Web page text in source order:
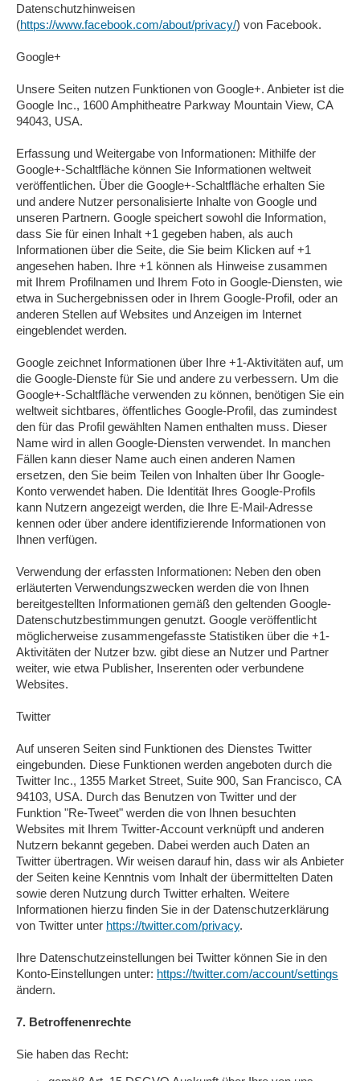
Datenschutzhinweisen
(https://www.facebook.com/about/privacy/) von Facebook.
Google+
Unsere Seiten nutzen Funktionen von Google+. Anbieter ist die
Google Inc., 1600 Amphitheatre Parkway Mountain View, CA
94043, USA.
Erfassung und Weitergabe von Informationen: Mithilfe der
Google+-Schaltfläche können Sie Informationen weltweit
veröffentlichen. Über die Google+-Schaltfläche erhalten Sie
und andere Nutzer personalisierte Inhalte von Google und
unseren Partnern. Google speichert sowohl die Information,
dass Sie für einen Inhalt +1 gegeben haben, als auch
Informationen über die Seite, die Sie beim Klicken auf +1
angesehen haben. Ihre +1 können als Hinweise zusammen
mit Ihrem Profilnamen und Ihrem Foto in Google-Diensten, wie
etwa in Suchergebnissen oder in Ihrem Google-Profil, oder an
anderen Stellen auf Websites und Anzeigen im Internet
eingeblendet werden.
Google zeichnet Informationen über Ihre +1-Aktivitäten auf, um
die Google-Dienste für Sie und andere zu verbessern. Um die
Google+-Schaltfläche verwenden zu können, benötigen Sie ein
weltweit sichtbares, öffentliches Google-Profil, das zumindest
den für das Profil gewählten Namen enthalten muss. Dieser
Name wird in allen Google-Diensten verwendet. In manchen
Fällen kann dieser Name auch einen anderen Namen
ersetzen, den Sie beim Teilen von Inhalten über Ihr Google-
Konto verwendet haben. Die Identität Ihres Google-Profils
kann Nutzern angezeigt werden, die Ihre E-Mail-Adresse
kennen oder über andere identifizierende Informationen von
Ihnen verfügen.
Verwendung der erfassten Informationen: Neben den oben
erläuterten Verwendungszwecken werden die von Ihnen
bereitgestellten Informationen gemäß den geltenden Google-
Datenschutzbestimmungen genutzt. Google veröffentlicht
möglicherweise zusammengefasste Statistiken über die +1-
Aktivitäten der Nutzer bzw. gibt diese an Nutzer und Partner
weiter, wie etwa Publisher, Inserenten oder verbundene
Websites.
Twitter
Auf unseren Seiten sind Funktionen des Dienstes Twitter
eingebunden. Diese Funktionen werden angeboten durch die
Twitter Inc., 1355 Market Street, Suite 900, San Francisco, CA
94103, USA. Durch das Benutzen von Twitter und der
Funktion "Re-Tweet" werden die von Ihnen besuchten
Websites mit Ihrem Twitter-Account verknüpft und anderen
Nutzern bekannt gegeben. Dabei werden auch Daten an
Twitter übertragen. Wir weisen darauf hin, dass wir als Anbieter
der Seiten keine Kenntnis vom Inhalt der übermittelten Daten
sowie deren Nutzung durch Twitter erhalten. Weitere
Informationen hierzu finden Sie in der Datenschutzerklärung
von Twitter unter https://twitter.com/privacy.
Ihre Datenschutzeinstellungen bei Twitter können Sie in den
Konto-Einstellungen unter: https://twitter.com/account/settings
ändern.
7. Betroffenenrechte
Sie haben das Recht: